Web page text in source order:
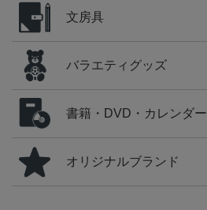
文房具
バラエティグッズ
書籍・DVD・カレンダー
オリジナルブランド